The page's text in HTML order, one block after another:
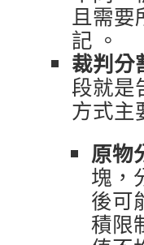
且需要
記 。
裁判分
段就是
方式主
原物
塊，
後可
積限